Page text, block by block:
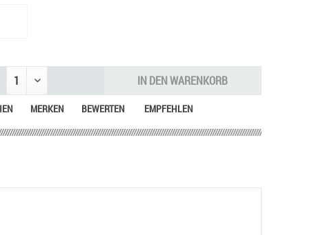
IN DENWARENKORB
MERKEN BEWERTEN EMPFEHLEN